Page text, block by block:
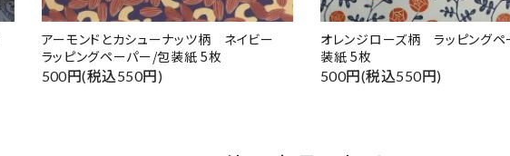
アーモンドとカシューナッツ柄 ネイビー
ラッピングペーパー/包装紙 5枚
500円(税込550円)
オレンジローズ柄 ラッピング
装紙 5枚
500円(税込550円)